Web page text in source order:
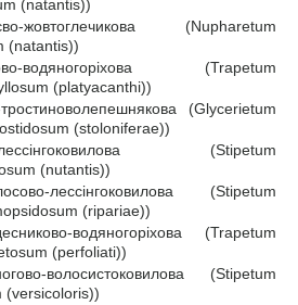
(natantis))
жовтоглечикова (Nupharetum
(natantis))
водяногоріхова (Trapetum
(platyacanthi))
тростиноволепешнякова (Glycerietum
(stoloniferae))
лессінгоковилова (Stipetum
(nutantis))
лессінгоковилова (Stipetum
(ripariae))
водяногоріхова (Trapetum
(perfoliati))
волосистоковилова (Stipetum
(versicoloris))